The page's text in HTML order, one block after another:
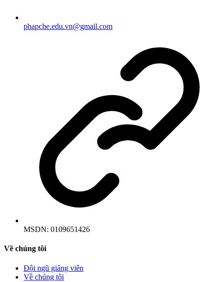
phapche.edu.vn@gmail.com
MSDN: 0109651426
Về chúng tôi
Đội ngũ giảng viên
Về chúng tôi